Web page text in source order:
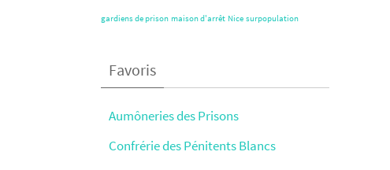
gardiens de prison maison d'arrêt Nice surpopulation
Favoris
Aumôneries des Prisons
Confrérie des Pénitents Blancs